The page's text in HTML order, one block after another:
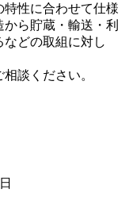
特性に合わせて仕様
ら貯蔵・輸送・利
どの取組に対し
談ください。